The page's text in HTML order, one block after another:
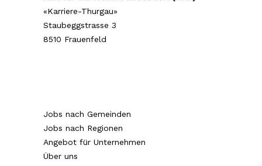
«Karriere-Thurgau»
Staubeggstrasse 3
8510 Frauenfeld
Jobs nach Gemeinden
Jobs nach Regionen
Angebot für Unternehmen
Über uns